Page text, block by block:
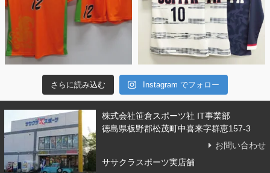
さらに読み込む Instagram でフォロー
株式会社笹倉スポーツ社 IT事業部
徳島県板野郡松茂町中喜来字群恵157-3
お問い合わせ
ササクラスポーツ実店舗